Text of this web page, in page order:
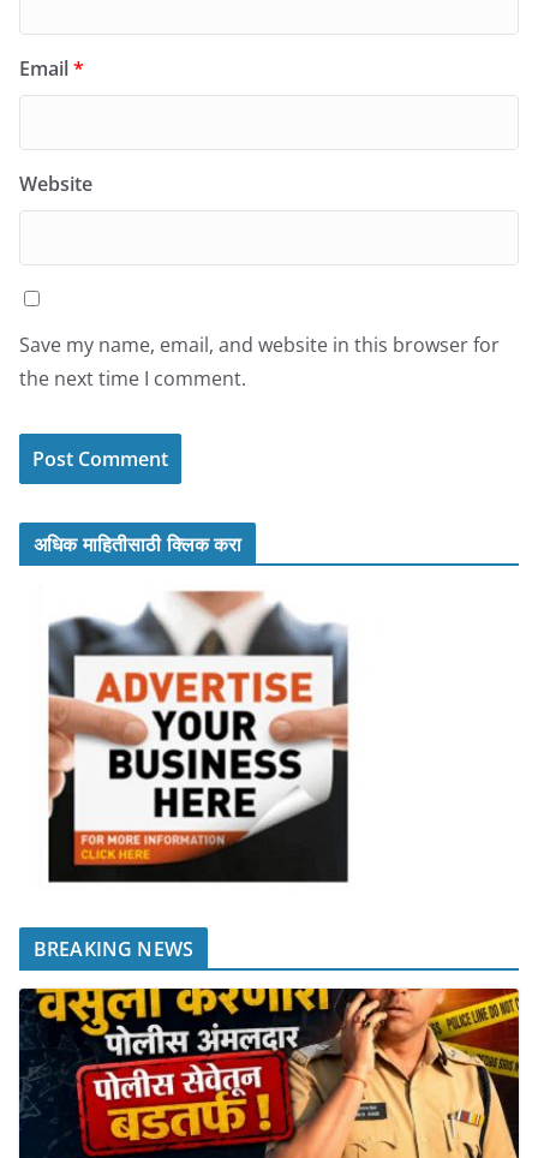
Email*
Website
Save my name, email, and website in this browser for
the next time I comment.
अधिक माहितीसाठी क्लिक करा
BREAKING NEWS